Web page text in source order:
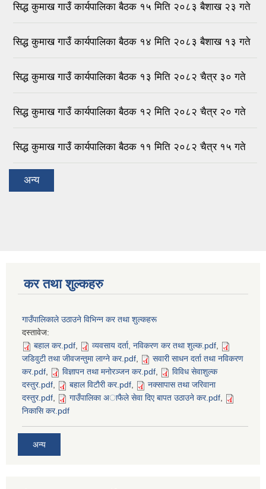
सिद्ध कुमाख गाउँ कार्यपालिका बैठक १५ मिति २०८३ बैशाख २३ गते
सिद्ध कुमाख गाउँ कार्यपालिका बैठक १४ मिति २०८३ बैशाख १३ गते
सिद्ध कुमाख गाउँ कार्यपालिका बैठक १३ मिति २०८२ चैत्र ३० गते
सिद्ध कुमाख गाउँ कार्यपालिका बैठक १२ मिति २०८२ चैत्र २० गते
सिद्ध कुमाख गाउँ कार्यपालिका बैठक ११ मिति २०८२ चैत्र १५ गते
अन्य
कर तथा शुल्कहरु
गाउँपालिकाले उठाउने विभिन्न कर तथा शुल्कहरू
दस्तावेज:
बहाल कर.pdf, व्यवसाय दर्ता, नविकरण कर तथा शुल्क.pdf,
जडिवुटी तथा जीवजन्तुमा लाग्ने कर.pdf,
सवारी साधन दर्ता तथा नविकरण
कर.pdf, विज्ञापन तथा मनोरञ्जन कर.pdf,
विविध सेवाशुल्क
दस्तुर.pdf, बहाल विटाैरी कर.pdf,
नक्सापास तथा जरिवाना
दस्तुर.pdf, गाउँपालिका अाफैले सेवा दिए बापत उठाउने कर.pdf,
निकासि कर.pdf
अन्य